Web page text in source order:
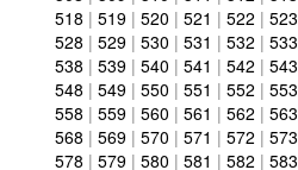
518 | 519 | 520 | 521 | 522 | 523
528 | 529 | 530 | 531 | 532 | 533
538 | 539 | 540 | 541 | 542 | 543
548 | 549 | 550 | 551 | 552 | 553
558 | 559 | 560 | 561 | 562 | 563
568 | 569 | 570 | 571 | 572 | 573
578 | 579 | 580 | 581 | 582 | 583